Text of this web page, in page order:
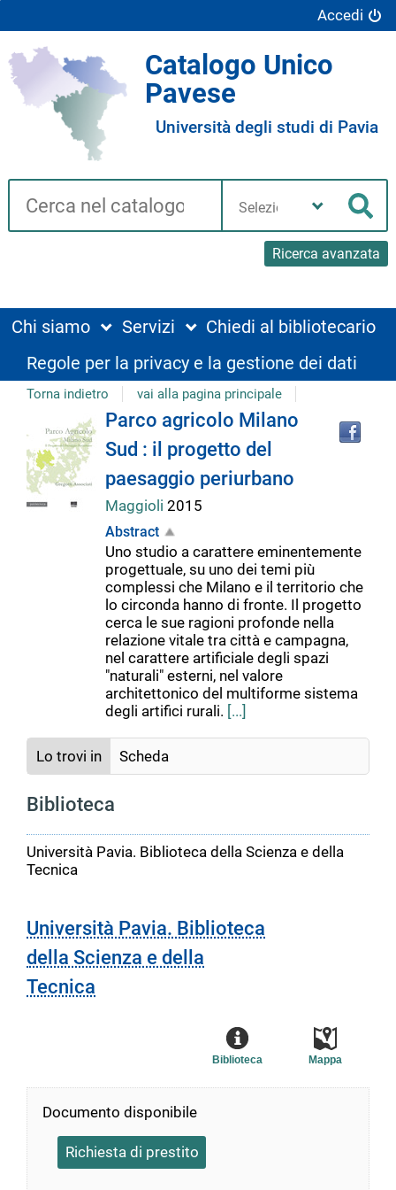
Accedi
Catalogo Unico
Pavese
Università degli studi di Pavia
Cerca su "Catalogo"
Ricerca avanzata
biblioteca
Chi siamo Servizi
Chiedi al bibliotecario
Regole per la privacy e la gestione dei dati
Torna indietro vai alla pagina principale
Dettaglio
del
documento
Parco agricolo Milano
Sud : il progetto del
paesaggio periurbano
Maggioli 2015
Abstract
Uno studio a carattere eminentemente
progettuale, su uno dei temi più
complessi che Milano e il territorio che
lo circonda hanno di fronte. Il progetto
cerca le sue ragioni profonde nella
relazione vitale tra città e campagna,
nel carattere artificiale degli spazi
"naturali" esterni, nel valore
architettonico del multiforme sistema
degli artifici rurali. [...]
Lo trovi in Scheda
Biblioteca
Università Pavia. Biblioteca della Scienza e della
Tecnica
Università Pavia. Biblioteca
della Scienza e della
Tecnica
Mappa
Biblioteca
Documento disponibile
Richiesta di prestito